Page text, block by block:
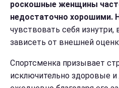
роскошные женщины
недостаточно хорошими.
чувствовать себя изнутри,
зависеть от внешней
Спортсменка призывает
исключительно здоровые